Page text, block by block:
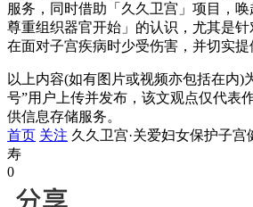
服务，同时借助「久久卫宫」项目，
尊重组织器官开始」的认识，尤其是针
在面对子宫疾病时少受伤害，并切实提
以上内容(如有图片或视频亦包括在内)
号”用户上传并发布，该文观点仅代表
供信息存储服务。
首页 关注 久久卫宫·关爱妇女保护子宫
寿
0